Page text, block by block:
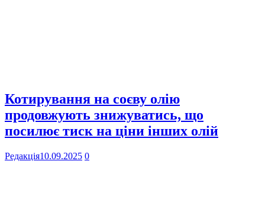
Котирування на соєву олію
продовжують знижуватись, що
посилює тиск на ціни інших олій
Редакція10.09.2025 0